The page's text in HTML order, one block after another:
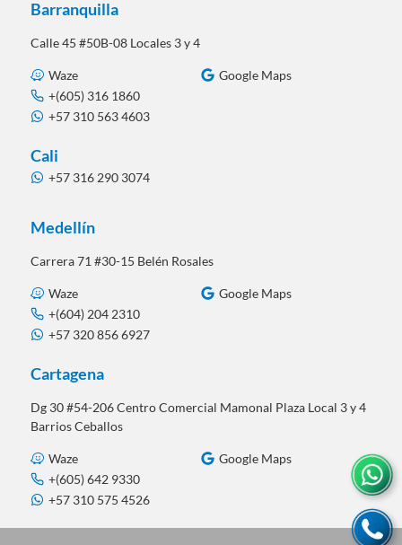
Barranquilla
Calle 45 #50B-08 Locales 3 y 4
Waze
Google Maps
+(605) 316 1860
+57 310 563 4603
Cali
+57 316 290 3074
Medellín
Carrera 71 #30-15 Belén Rosales
Waze
Google Maps
+(604) 204 2310
+57 320 856 6927
Cartagena
Dg 30 #54-206 Centro Comercial Mamonal Plaza Local 3 y 4
Barrios Ceballos
Waze
Google Maps
+(605) 642 9330
+57 310 575 4526